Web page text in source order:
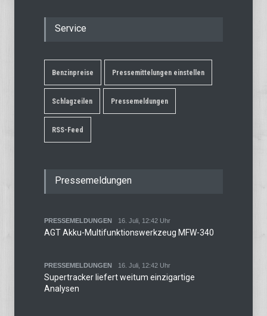
Service
Benzinpreise Pressemittelungen einstellen
Schlagzeilen Pressemeldungen
RSS-Feed
Pressemeldungen
PRESSEMELDUNGEN 16. Juli, 12:42 Uhr
AGT Akku-Multifunktionswerkzeug MFW-340
PRESSEMELDUNGEN 16. Juli, 12:42 Uhr
Supertracker liefert weitum einzigartige
Analysen